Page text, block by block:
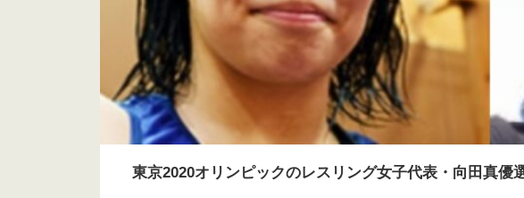
東京2020オリンピックのレスリング女子代表・向田真優選